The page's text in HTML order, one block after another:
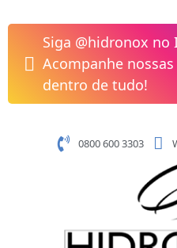
para
conteúdo
Siga @hidronox no
Acompanhe
dentro de tudo!
0800 600 3303
de
Preparação
para
Cuba
Armada